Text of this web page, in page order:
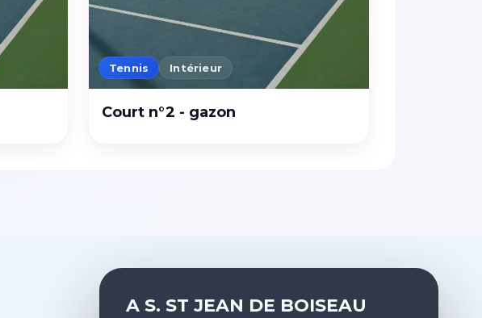
Tennis Intérieur
Court n°2 - gazon
A S. ST JEAN DE BOISEAU